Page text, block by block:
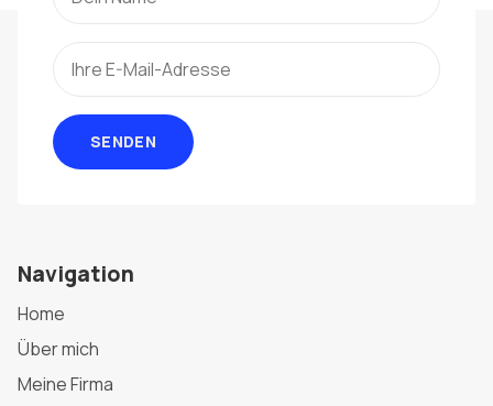
SENDEN
Navigation
Home
Über mich
Meine Firma